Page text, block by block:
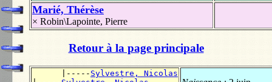
Marié, Thérèse
× Robin\Lapointe, Pierre
Retour à la page principale
      |-----
Sylvestre, Nicolas